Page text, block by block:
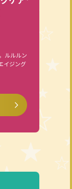
ルルルン
イジング